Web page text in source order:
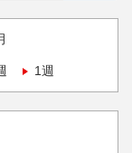
1週